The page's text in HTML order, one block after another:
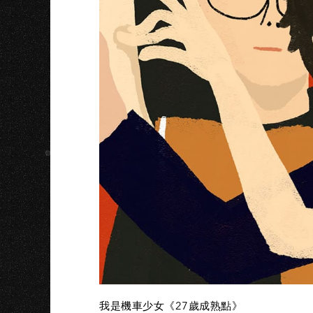
我是機車少女《27歲成熟點》